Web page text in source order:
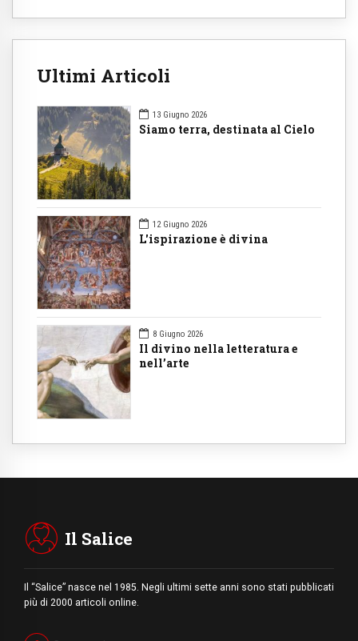
Ultimi Articoli
13 Giugno 2026
Siamo terra, destinata al Cielo
12 Giugno 2026
L'ispirazione è divina
8 Giugno 2026
Il divino nella letteratura e
nell’arte
Il Salice
Il “Salice” nasce nel 1985. Negli ultimi sette anni sono stati pubblicati
più di 2000 articoli online.